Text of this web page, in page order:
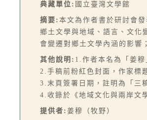
典藏單位: 國立臺灣文學館
摘要: 本文為作者書於研討會
鄉土文學與地域、語言、文化
會變遷對鄉土文學內涵的影響
其他說明: 1.作者本名為「姜穆
2.手稿前粉紅色封面，作家標
3.末頁簽署日期，註明為「三
4.收錄於《地域文化與兩岸文
提供者: 姜穆（牧野）